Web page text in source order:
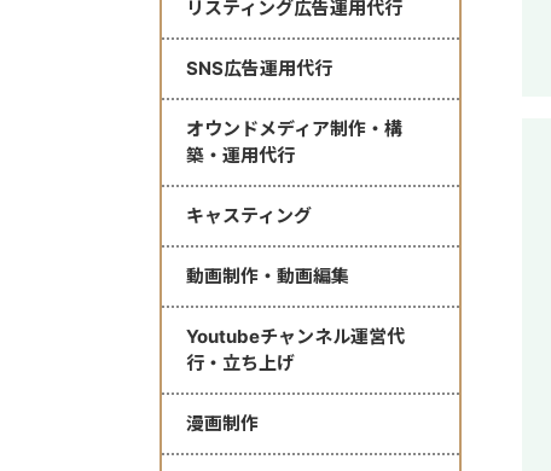
リスティング広告運用代行
SNS広告運用代行
オウンドメディア制作・構
築・運用代行
キャスティング
動画制作・動画編集
Youtubeチャンネル運営代
行・立ち上げ
漫画制作